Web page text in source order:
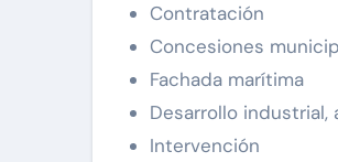
Contratación
Concesiones
Fachada marítima
Desarrollo
Intervención